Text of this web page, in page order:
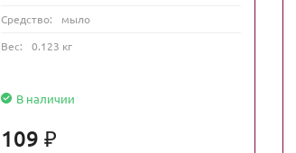
Средство:
мыло
Вес:
0.123 кг
В наличии
109 ₽